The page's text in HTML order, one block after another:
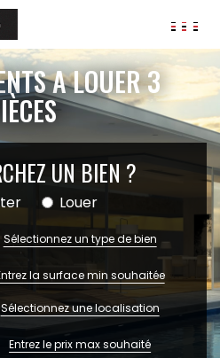
D'ENTREPRISE
commerciaux
de commerces
GÉRER
locative
Loyers impayés
A LOUER 3
UN BIEN ?
Louer
Sélectionnez un type de bien
Sélectionnez une localisation